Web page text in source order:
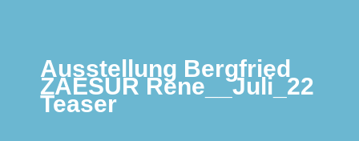
Ausstellung Bergfried
ZAESUR Rene__Juli_22
Teaser